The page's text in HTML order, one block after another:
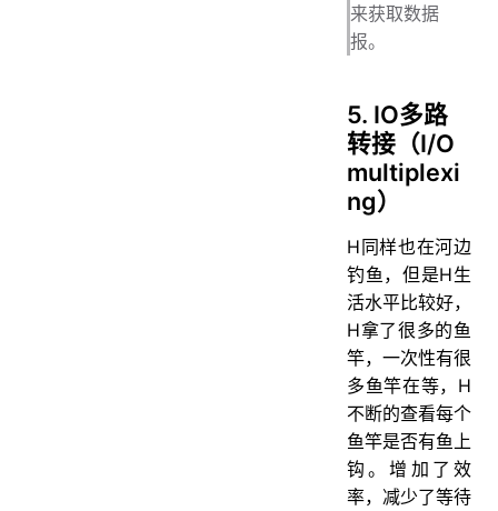
来获取数据
报。
5. IO多路
转接（I/O
multiplexi
ng）
H同样也在河边
钓鱼，但是H生
活水平比较好，
H拿了很多的鱼
竿，一次性有很
多鱼竿在等，H
不断的查看每个
鱼竿是否有鱼上
钩。增加了效
率，减少了等待